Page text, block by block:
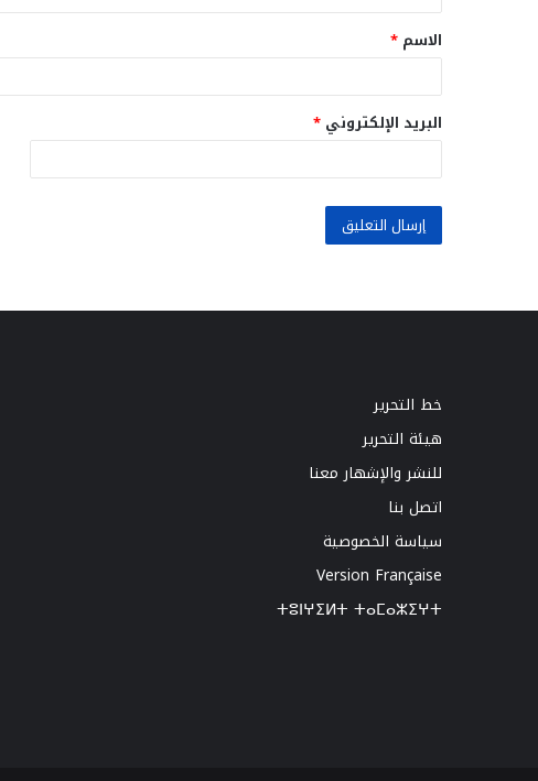
ق
*
الاسم *
البريد الإلكتروني *
خط التحرير
هيئة التحرير
للنشر والإشهار معنا
اتصل بنا
سياسة الخصوصية
Version Française
ⵜⵓⵏⵖⵉⵍⵜ ⵜⴰⵎⴰⵣⵉⵖⵜ